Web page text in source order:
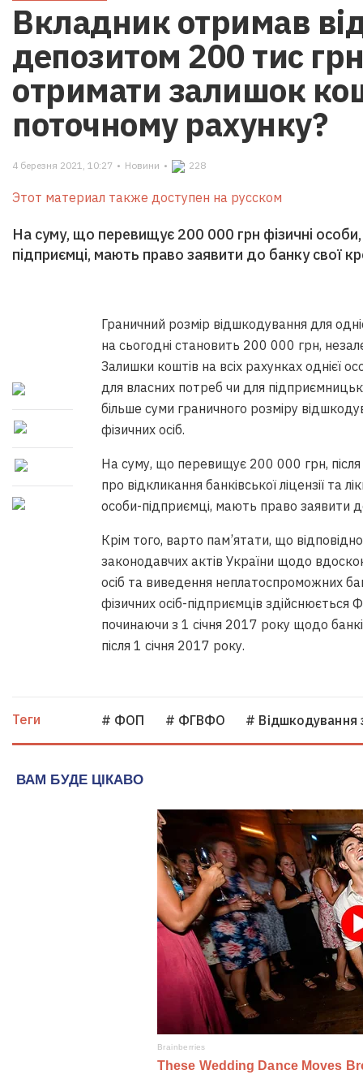
Вкладник отримав
депозитом 200 тис
отримати залишок
поточному рахунку?
4 березня 2021, 10:27 • Новини • 228
Этот материал также доступен на русском
На суму, що перевищує 200 000 грн фізичні особи,
підприємці, мають право заявити до банку свої
Граничний розмір відшкодування для
на сьогодні становить 200 000 грн,
Залишки коштів на всіх рахунках однієї
для власних потреб чи для
більше суми граничного розміру
фізичних осіб.
На суму, що перевищує 200 000 грн,
про відкликання банківської ліцензії та
особи-підприємці, мають право заявити
Крім того, варто пам’ятати, що
законодавчих актів України щодо
осіб та виведення неплатоспроможних
фізичних осіб-підприємців
починаючи з 1 січня 2017 року щодо
після 1 січня 2017 року.
Теги # ФОП # ФГВФО # Відшкодування